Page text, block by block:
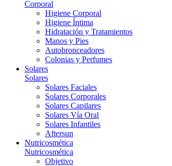
Corporal
Higiene Corporal
Higiene Íntima
Hidratación y Tratamientos
Manos y Pies
Autobronceadores
Colonias y Perfumes
Solares
Solares
Solares Faciales
Solares Corporales
Solares Capilares
Solares Vía Oral
Solares Infantiles
Aftersun
Nutricosmética
Nutricosmética
Objetivo